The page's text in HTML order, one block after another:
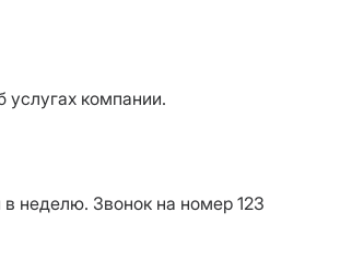
услугах компании.
неделю. Звонок на номер 123